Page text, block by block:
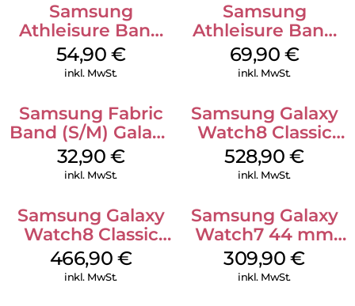
Samsung
Athleisure Band
(S/M) Galaxy
Watch8/Watch8
54,90 €
inkl. MwSt.
Samsung
Athleisure Band
(S/M) Galaxy
Watch8/Watch8
69,90 €
inkl. MwSt.
Samsung Fabric
Band (S/M) Galaxy
Watch8/Watch8
Classic Red
32,90 €
inkl. MwSt.
Samsung Galaxy
Watch8 Classic
Black
528,90€
inkl. MwSt.
Samsung Galaxy
Watch8 Classic
White
466,90 €
inkl. MwSt.
Samsung Galaxy
Watch7 44 mm
Silver
309,90€
inkl. MwSt.